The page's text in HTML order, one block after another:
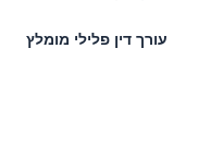
עורך דין פלילי מומלץ